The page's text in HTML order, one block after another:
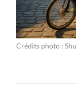
Crédits photo :